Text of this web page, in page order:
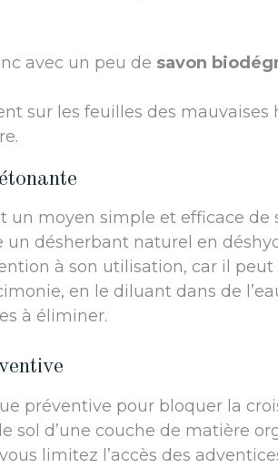
avec un peu de savon
sur les feuilles des mauvaises
un moyen simple et efficace de
un désherbant naturel en
à son utilisation, car il
en le diluant dans de
à éliminer.
préventive pour bloquer la
sol d’une couche de matière
limitez l’accès des